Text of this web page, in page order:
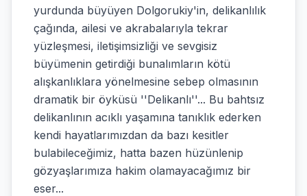
yurdunda büyüyen Dolgorukiy'in, delikanlılık
çağında, ailesi ve akrabalarıyla tekrar
yüzleşmesi, iletişimsizliği ve sevgisiz
büyümenin getirdiği bunalımların kötü
alışkanlıklara yönelmesine sebep olmasının
dramatik bir öyküsü ''Delikanlı''... Bu bahtsız
delikanlının acıklı yaşamına tanıklık ederken
kendi hayatlarımızdan da bazı kesitler
bulabileceğimiz, hatta bazen hüzünlenip
gözyaşlarımıza hakim olamayacağımız bir
eser...